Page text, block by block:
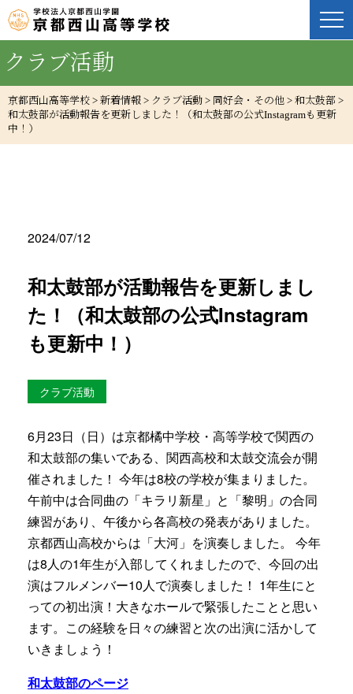
クラブ活動
京都西山高等学校 > 新着情報 > クラブ活動 > 同好会・その他 > 和太鼓部 >
和太鼓部が活動報告を更新しました！（和太鼓部の公式Instagramも更新
中！）
2024/07/12
和太鼓部が活動報告を更新しまし
た！（和太鼓部の公式Instagram
も更新中！）
クラブ活動
6月23日（日）は京都橘中学校・高等学校で関西の
和太鼓部の集いである、関西高校和太鼓交流会が開
催されました！ 今年は8校の学校が集まりました。
午前中は合同曲の「キラリ新星」と「黎明」の合同
練習があり、午後から各高校の発表がありました。
京都西山高校からは「大河」を演奏しました。
今年
は8人の1年生が入部してくれましたので、今回の出
演はフルメンバー10人で演奏しました！ 1年生にと
っての初出演！大きなホールで緊張したことと思い
ます。この経験を日々の練習と次の出演に活かして
いきましょう！
和太鼓部のページ